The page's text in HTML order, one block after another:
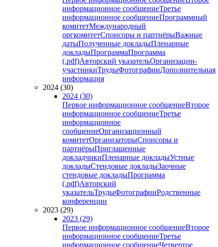
информационное сообщениеТретье
информационное сообщениеПрограммный
комитетМеждународный
оргкомитетСпонсоры и партнёрыВажные
датыПолученные докладыПленарные
докладыПрограммаПрограмма
(.pdf)Авторский указательОрганизации-
участникиТрудыФотографииДополнительная
информация
2024 (30)
2024 (30)
Первое информационное сообщениеВторое
информационное сообщениеТретье
информационное
сообщениеОрганизационный
комитетОрганизаторыСпонсоры и
партнёрыПриглашенные
докладчикиПленарные докладыУстные
докладыСтендовые докладыЗаочные
стендовые докладыПрограмма
(.pdf)Авторский
указательТрудыФотографииРодственные
конференции
2023 (29)
2023 (29)
Первое информационное сообщениеВторое
информационное сообщениеТретье
информационное сообщениеЧетвертое